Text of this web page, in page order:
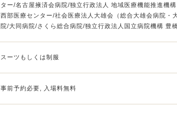
ター/名古屋掖済会病院/独立行政法人 地域医療機能推進機
西部医療センター/社会医療法人大雄会（総合大雄会病院・
院/大同病院/さくら総合病院/独立行政法人国立病院機構 豊
スーツもしくは制服
事前予約必要, 入場料無料